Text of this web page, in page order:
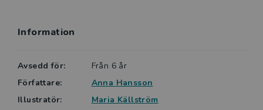
Information
Avsedd för:
Från 6 år
Författare:
Anna Hansson
Illustratör:
Maria Källström